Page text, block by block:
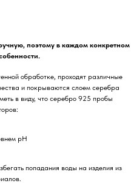
поэтому в каждом конкретном
обработке, проходят различные
и покрываются слоем серебра
в виду, что серебро 925 пробы
pH
попадания воды на изделия из